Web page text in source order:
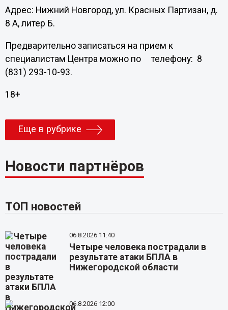
Адрес: Нижний Новгород, ул. Красных Партизан, д.
8 А, литер Б.
Предварительно записаться на прием к
специалистам Центра можно по телефону: 8
(831) 293-10-93.
18+
Еще в рубрике
Новости партнёров
ТОП новостей
06.8.2026 11:40
Четыре человека пострадали в
результате атаки БПЛА в
Нижегородской области
06.8.2026 12:00